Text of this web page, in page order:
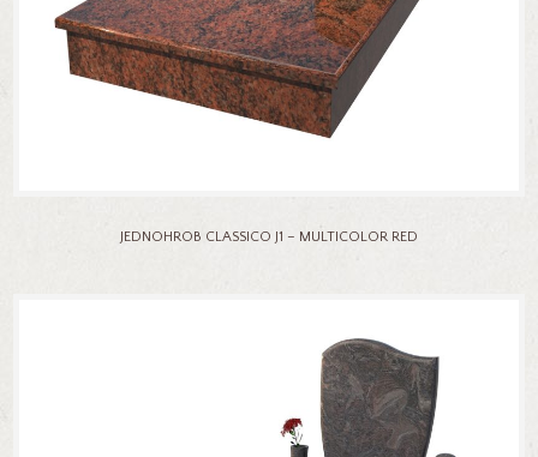
JEDNOHROB CLASSICO J1 – MULTICOLOR RED